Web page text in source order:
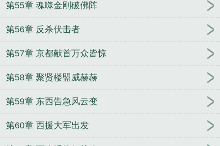
第55章 魂噬金刚破佛阵
第56章 反杀伏击者
第57章 京都献首万众皆惊
第58章 聚贤楼盟威赫赫
第59章 东西告急风云变
第60章 西援大军出发